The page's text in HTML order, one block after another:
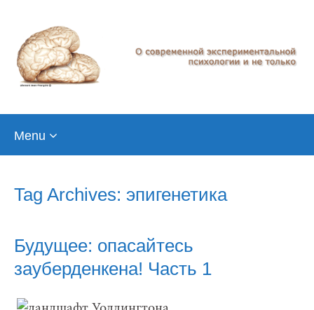
Menu
Tag Archives: эпигенетика
Будущее: опасайтесь
зауберденкена! Часть 1